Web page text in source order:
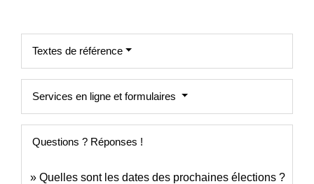
Textes de référence
Services en ligne et formulaires
Questions ? Réponses !
Quelles sont les dates des prochaines élections ?